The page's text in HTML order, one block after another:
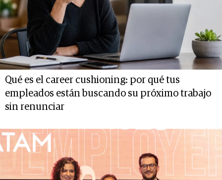
Qué es el career cushioning: por qué tus
empleados están buscando su próximo trabajo
sin renunciar